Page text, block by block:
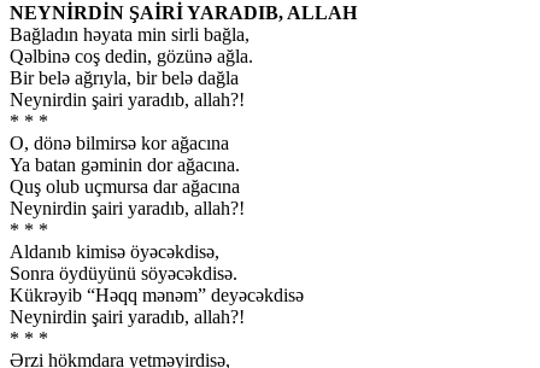
NEYNİRDİN ŞAİRİ YARADIB, ALLAH
Bağladın həyata min sirli bağla,
Qəlbinə coş dedin, gözünə ağla.
Bir belə ağrıyla, bir belə dağla
Neynirdin şairi yaradıb, allah?!
* * *
O, dönə bilmirsə kor ağacına
Ya batan gəminin dor ağacına.
Quş olub uçmursa dar ağacına
Neynirdin şairi yaradıb, allah?!
* * *
Aldanıb kimisə öyəcəkdisə,
Sonra öydüyünü söyəcəkdisə.
Kükrəyib “Həqq mənəm” deyəcəkdisə
Neynirdin şairi yaradıb, allah?!
* * *
Ərzi hökmdara yetməyirdisə,